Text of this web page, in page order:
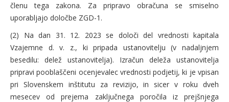
členu tega zakona. Za pripravo obračuna se smiselno
uporabljajo določbe ZGD-1.
(2) Na dan 31. 12. 2023 se določi del vrednosti kapitala
Vzajemne d. v. z., ki pripada ustanovitelju (v nadaljnjem
besedilu: delež ustanovitelja). Izračun deleža ustanovitelja
pripravi pooblaščeni ocenjevalec vrednosti podjetij, ki je vpisan
pri Slovenskem inštitutu za revizijo, in sicer v roku dveh
mesecev od prejema zaključnega poročila iz prejšnjega